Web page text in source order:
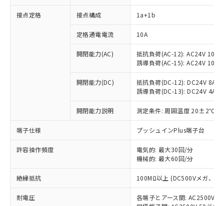
接点定格 接点構成 1a+1b
定格通電電流 10A
開閉能力(AC)
抵抗負荷(AC-12): AC24V 10A/
誘導負荷(AC-15): AC24V
開閉能力(DC)
抵抗負荷(DC-12): DC24V 8A/
誘導負荷(DC-13): DC24V 4A/
開閉能力説明 測定条件: 周囲温度 20±2℃、
端子仕様 プッシュインPlus端子台
許容操作頻度
電気的: 最大30回/分
機械的: 最大60回/分
絶縁抵抗 100MΩ以上 (DC500Vメガ、点
耐電圧
各端子とアース間: AC2500V
ご利用条件
以下の条件をお読みいただき、同意のうえ
本サービスは、当社制御機器事業取扱
商品の当社在庫状況および標準価格
(税抜)を提供させていただくもので
当社制御機器事業取扱商品の中には、
本サービスの対象外となる商品もある
ことをご了承ください。
※1 対応状況
対応済み：EU RoHS指令（10物質）の
非含有に対応した製品が提供可能な商品で
対応予定：EU RoHS指令（10物質）の非含
有に対応した製品に切り替える予定のある
対応予定なし：EU RoHS指令（10物質）の
非含有に非対応の商品で、対応品を出す予
調査・確認中：EU RoHS指令（10物質）の
非含有の対応状況を調査中または確認中の
商品です。
非該当品：ライセンス料など無形物で、有
害物質有無と関係のない商品です。
仕入先様の事情により、非含有部品として
いたものが、含有品と判明した場合などや
「○」：最大均質材料含有率が中国RoHSの
「×」：最大均質材料含有率が中国RoHSの
基準値を超えていることを示します。
当社は、これら貴社製品のうち、外国